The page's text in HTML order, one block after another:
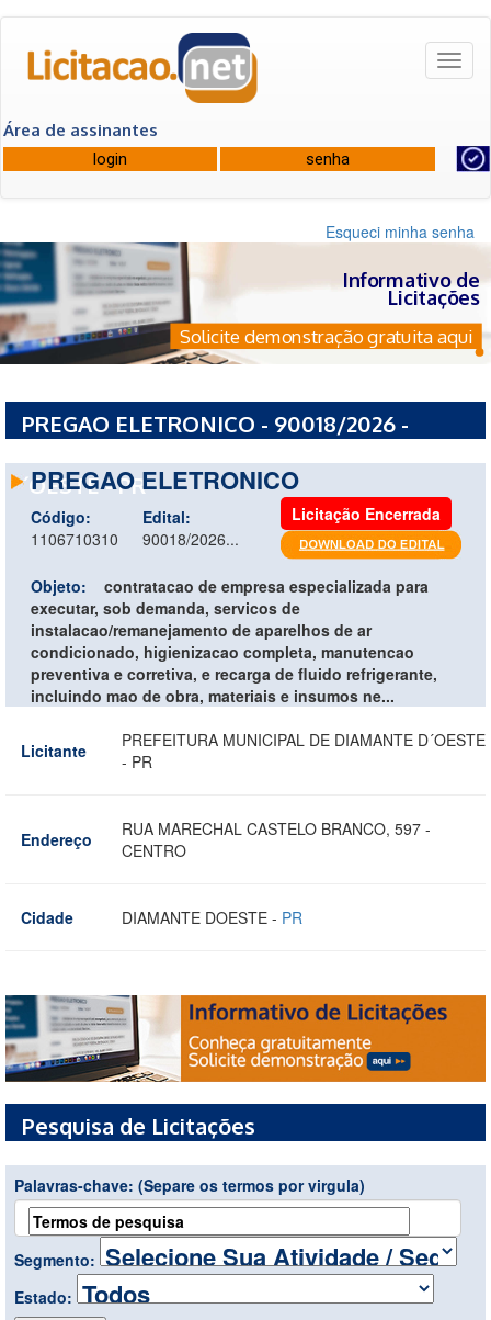
Área de assinantes
Esqueci minha senha
Informativo de
Licitações
Solicite demonstração gratuita aqui
PREGAO ELETRONICO - 90018/2026 -
´OESTE - PR
PREGAO ELETRONICO
Código:
1106710310
Edital:
90018/2026...
Licitação Encerrada
Objeto:
contratacao de empresa especializada para
executar, sob demanda, servicos de
instalacao/remanejamento de aparelhos de ar
condicionado, higienizacao completa, manutencao
preventiva e corretiva, e recarga de fluido refrigerante,
incluindo mao de obra, materiais e insumos ne...
Licitante
PREFEITURA MUNICIPAL DE DIAMANTE D´OESTE
- PR
Endereço
RUA MARECHAL CASTELO BRANCO, 597 -
CENTRO
Cidade DIAMANTE DOESTE - PR
Pesquisa de Licitações
Palavras-chave: (Separe os termos por virgula)
Segmento:
Estado: